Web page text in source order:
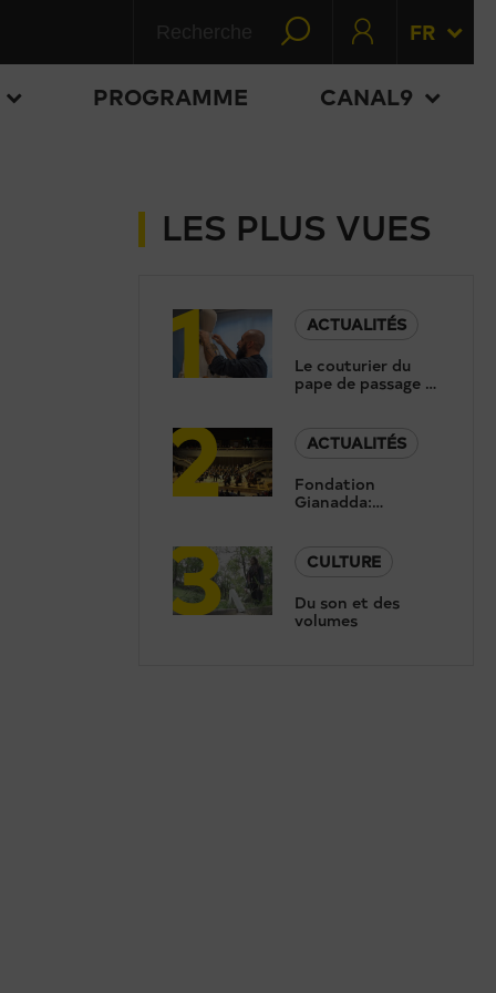
FR
PROGRAMME CANAL9
LES PLUS VUES
1
ACTUALITÉS
Le couturier du
pape de passage à
Sion: «Le moteur
2
ACTUALITÉS
Fondation
Gianadda:
et présentation de
la nouvelle saison
3
CULTURE
Du son et des
volumes